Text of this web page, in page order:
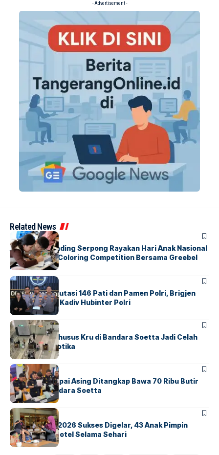
- Advertisement -
Related News
BERITAINDEX
Atria Hotel Gading Serpong Rayakan Hari Anak Nasional
Lewat Family Coloring Competition Bersama Greebel
Indonesia
BERITA
Mabes Polri Mutasi 146 Pati dan Pamen Polri, Brigjen
Untung Jabat Kadiv Hubinter Polri
BANDARABERITA
Ketika Jalur Khusus Kru di Bandara Soetta Jadi Celah
Sindikat Narkotika
BANDARA BERITA
Kopilot Maskapai Asing Ditangkap Bawa 70 Ribu Butir
Ekstasi di Bandara Soetta
BERITAINDEX
GM For A Day 2026 Sukses Digelar, 43 Anak Pimpin
Operasional Hotel Selama Sehari